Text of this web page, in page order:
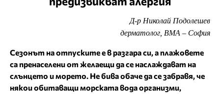
Д-р Николай Подолешев
дерматолог, ВМА – София
Сезонът на отпуските е в разгара си, а плажовете
са пренаселени от желаещи да се наслаждават на
слънцето и морето. Не бива обаче да се забравя, че
някои обитаващи морската вода организми,